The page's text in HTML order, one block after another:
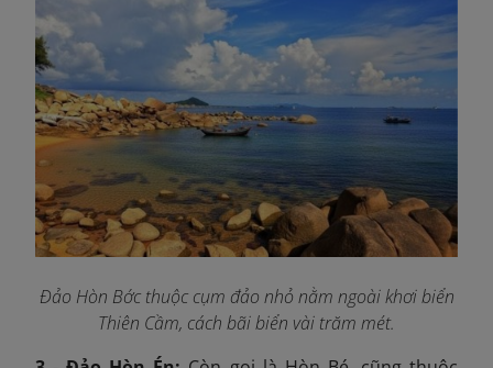
Đảo Hòn Bớc thuộc cụm đảo nhỏ nằm ngoài khơi biển
Thiên Cầm, cách bãi biển vài trăm mét.